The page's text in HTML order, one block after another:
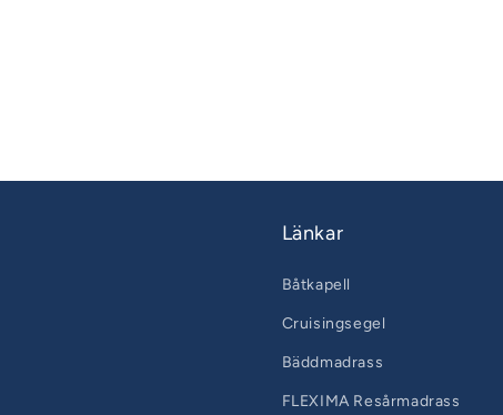
Länkar
Båtkapell
Cruisingsegel
Bäddmadrass
FLEXIMA Resårmadrass